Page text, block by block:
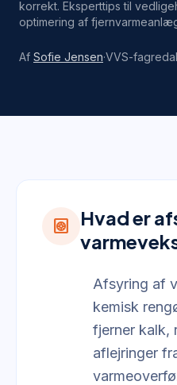
korrekt. Eksperttips til
optimering af
Af Sofie Jensen·VVS-
heat_pump
Hvad er
Afsyring af
kemisk
fjerner kalk,
aflejringer